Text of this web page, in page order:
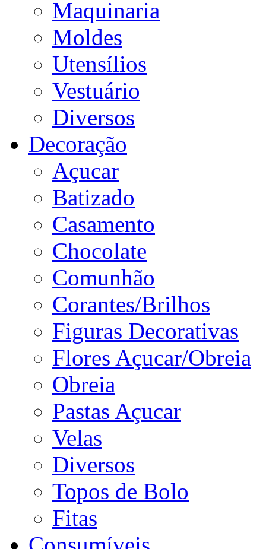
Maquinaria
Moldes
Utensílios
Vestuário
Diversos
Decoração
Açucar
Batizado
Casamento
Chocolate
Comunhão
Corantes/Brilhos
Figuras Decorativas
Flores Açucar/Obreia
Obreia
Pastas Açucar
Velas
Diversos
Topos de Bolo
Fitas